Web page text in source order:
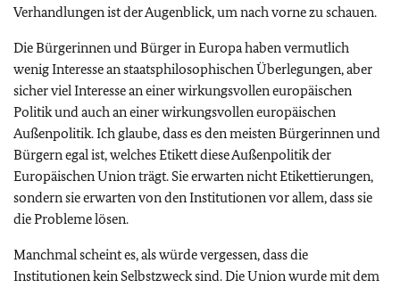
Verhandlungen ist der Augenblick, um nach vorne zu schauen.
Die Bürgerinnen und Bürger in Europa haben vermutlich
wenig Interesse an staatsphilosophischen Überlegungen, aber
sicher viel Interesse an einer wirkungsvollen europäischen
Politik und auch an einer wirkungsvollen europäischen
Außenpolitik. Ich glaube, dass es den meisten Bürgerinnen und
Bürgern egal ist, welches Etikett diese Außenpolitik der
Europäischen Union trägt. Sie erwarten nicht Etikettierungen,
sondern sie erwarten von den Institutionen vor allem, dass sie
die Probleme lösen.
Manchmal scheint es, als würde vergessen, dass die
Institutionen kein Selbstzweck sind. Die Union wurde mit dem